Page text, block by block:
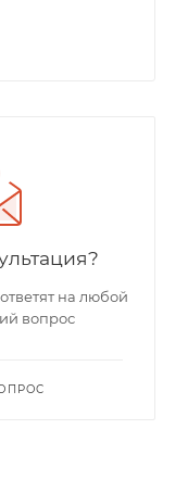
на любой
вопрос